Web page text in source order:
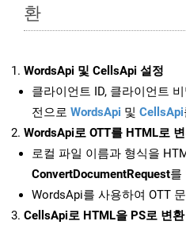
환
WordsApi 및 CellsApi 설정
클라이언트 ID, 클라이언트
전으로 WordsApi 및 CellsApi
WordsApi로 OTT를 HTML로
로컬 파일 이름과 형식을
ConvertDocumentRequest를
WordsApi를 사용하여 OTT
CellsApi로 HTML을 PS로 변환